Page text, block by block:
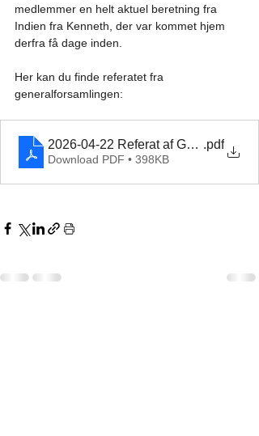
medlemmer en helt aktuel beretning fra
Indien fra Kenneth, der var kommet hjem
derfra få dage inden.
Her kan du finde referatet fra
generalforsamlingen:
2026-04-22 Referat af .pdf
Download PDF • 398KB